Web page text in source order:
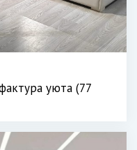
уюта (77